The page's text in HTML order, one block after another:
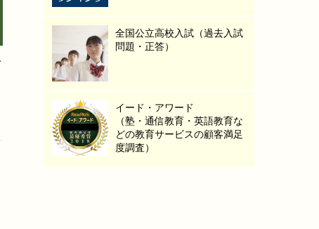
全国公立高校入試（過去入試
問題・正答）
イード・アワード
（塾・通信教育・英語教育な
どの教育サービスの顧客満足
度調査）